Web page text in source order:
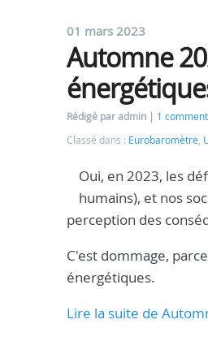
01 mars 2023
Automne
Rédigé par admin
1
Classé dans : Eurobaromètre
Oui, en 2023, les
humains), et nos
perception des
C'est dommage,
énergétiques.
Lire la suite de